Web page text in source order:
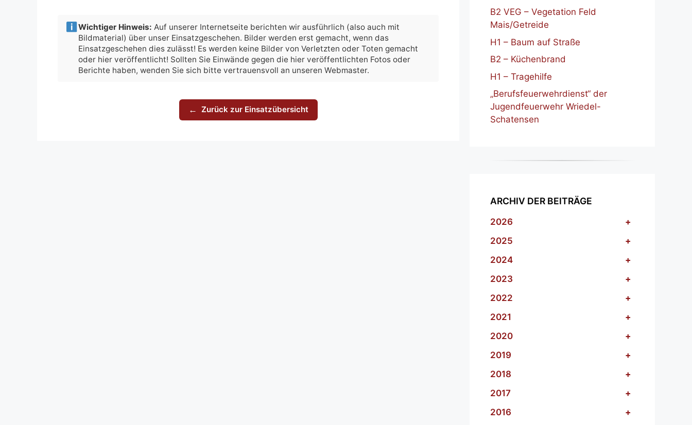
Wichtiger Hinweis: Auf unserer Internetseite berichten wir ausführlich (also auch mit
Bildmaterial) über unser Einsatzgeschehen. Bilder werden erst gemacht, wenn das
Einsatzgeschehen dies zulässt! Es werden keine Bilder von Verletzten oder Toten gemacht
oder hier veröffentlicht! Sollten Sie Einwände gegen die hier veröffentlichten Fotos oder
Berichte haben, wenden Sie sich bitte vertrauensvoll an unseren Webmaster.
← Zurück zur Einsatzübersicht
B2 VEG – Vegetation Feld
Mais/Getreide
H1 – Baum auf Straße
B2 – Küchenbrand
H1 – Tragehilfe
„Berufsfeuerwehrdienst“ der
Jugendfeuerwehr Wriedel-
Schatensen
ARCHIV DER BEITRÄGE
2026
+
2025
+
2024
+
2023
+
2022
+
2021
+
2020
+
2019
+
2018
+
2017
+
2016
+